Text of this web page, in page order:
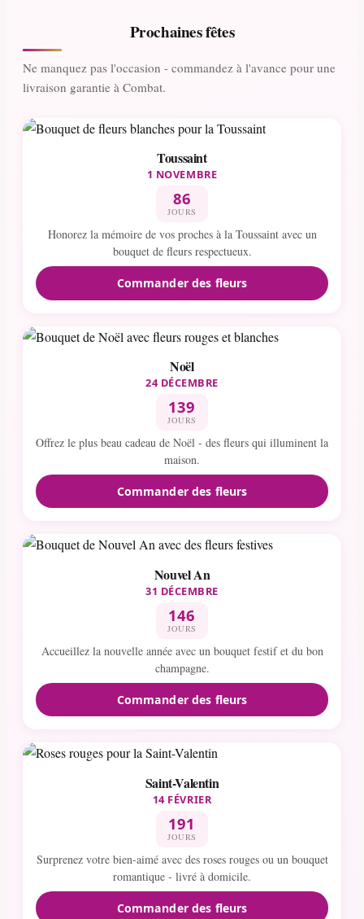
Prochaines fêtes
Ne manquez pas l'occasion - commandez à l'avance pour une
livraison garantie à Combat.
Toussaint
1 NOVEMBRE
86
JOURS
Honorez la mémoire de vos proches à la Toussaint avec un
bouquet de fleurs respectueux.
Commander des fleurs
Noël
24 DÉCEMBRE
139
JOURS
Offrez le plus beau cadeau de Noël - des fleurs qui illuminent la
maison.
Commander des fleurs
Nouvel An
31 DÉCEMBRE
146
JOURS
Accueillez la nouvelle année avec un bouquet festif et du bon
champagne.
Commander des fleurs
Saint-Valentin
14 FÉVRIER
191
JOURS
Surprenez votre bien-aimé avec des roses rouges ou un bouquet
romantique - livré à domicile.
Commander des fleurs